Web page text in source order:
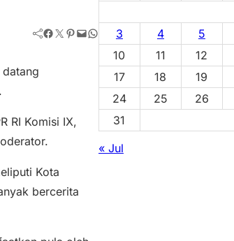
Facebook Twitter Pinterest Mail WhatsApp
RI Komisi IX,
Kota
bercerita
3
4 5
10
11 12
17
18 19
24
25 26
31
« Jul